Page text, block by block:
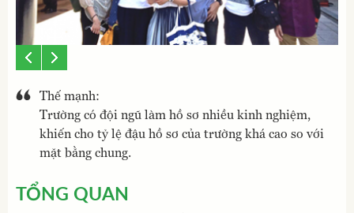
Thế mạnh:
Trường có đội ngũ làm hồ sơ nhiều kinh nghiệm,
khiến cho tỷ lệ đậu hồ sơ của trường khá cao so với
mặt bằng chung.
TỔNG QUAN